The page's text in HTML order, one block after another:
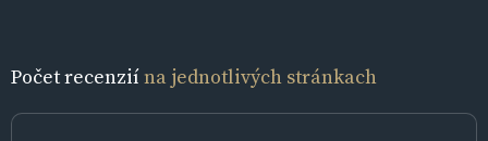
Počet recenziína jednotlivých stránkach